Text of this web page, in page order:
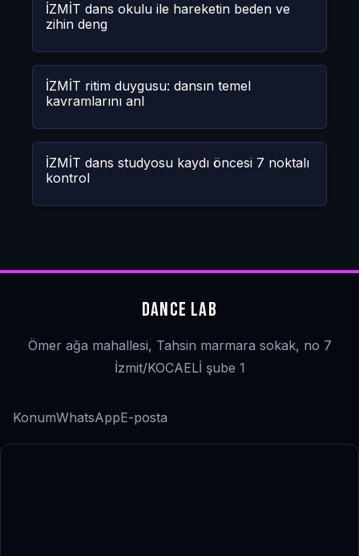
İZMİT dans okulu ile hareketin beden ve
zihin deng
İZMİT ritim duygusu: dansın temel
kavramlarını anl
İZMİT dans studyosu kaydı öncesi 7 noktalı
kontrol
DANCE LAB
Ömer ağa mahallesi, Tahsin marmara sokak, no 7
İzmit/KOCAELİ şube 1
KonumWhatsAppE-posta